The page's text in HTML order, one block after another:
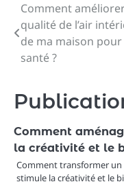
Navigation
de
l’article
Comment
qualité de l’air
de ma maison pour
santé ?
Comment
la créativité et le
Comment transformer un
stimule la créativité et le